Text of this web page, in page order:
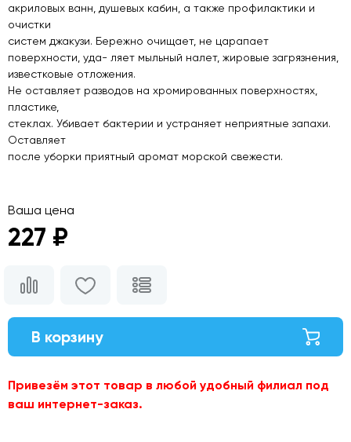
акриловых ванн, душевых кабин, а также профилактики и
очистки
систем джакузи. Бережно очищает, не царапает
поверхности, уда- ляет мыльный налет, жировые загрязнения,
известковые отложения.
Не оставляет разводов на хромированных поверхностях,
пластике,
стеклах. Убивает бактерии и устраняет неприятные запахи.
Оставляет
после уборки приятный аромат морской свежести.
Ваша цена
227 ₽
В корзину
Привезём этот товар в любой удобный филиал под
ваш интернет-заказ.